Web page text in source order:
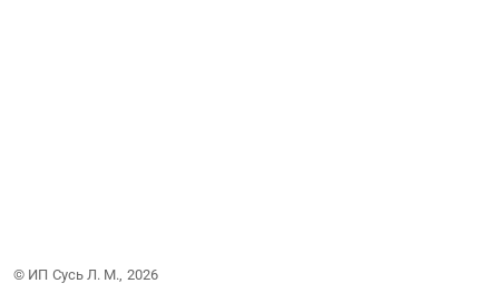
© ИП Сусь Л. М., 2026